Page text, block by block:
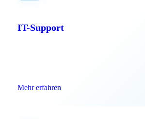
IT-Support
Mehr erfahren